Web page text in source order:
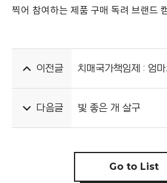
찍어 참여하는 제품 구매 독려 브랜드
이전글 치매국가책임제 : 엄
다음글 빛 좋은 개 살구
Go to List